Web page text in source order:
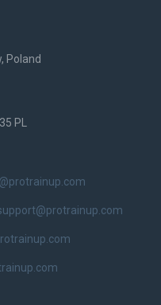
Poland
PL